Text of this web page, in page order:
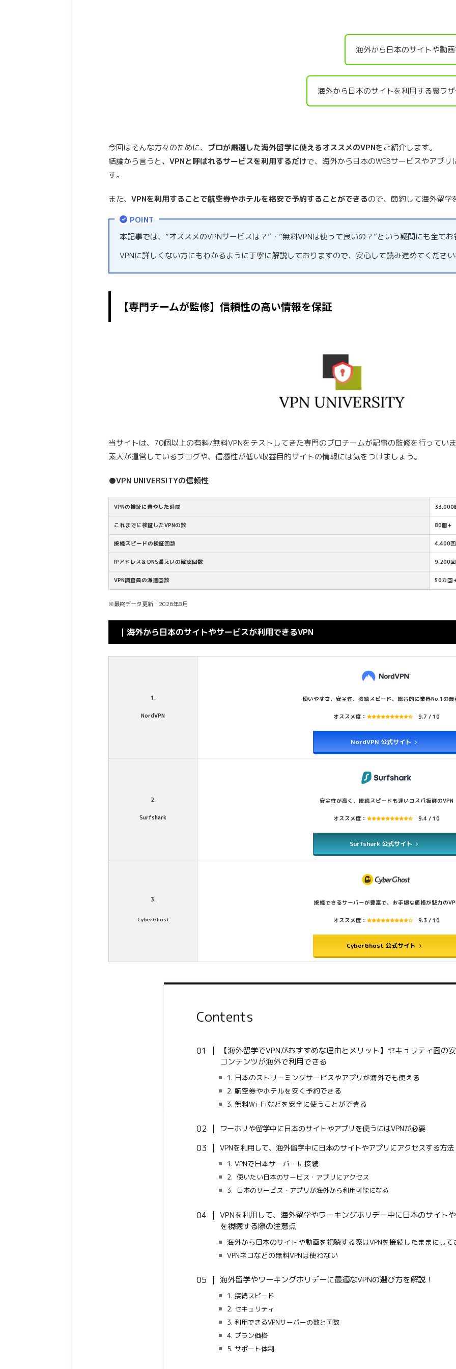
海外から日本のサイトや動画
海外から日本のサイトを利用する裏ワ
今回はそんな方々のために、 プロが厳選した海外留学に使えるオススメのVPNをご紹介します。
結論から言うと、VPNと呼ばれるサービスを利用するだけで、海外から日本のWEBサービスやアプ
す。
また、 VPNを利用することで航空券やホテルを格安で予約することができるので、節約して海外留学
POINT
本記事では、”オススメのVPNサービスは？”・”無料VPNは使って良いの？”という疑問にも全てお
VPNに詳しくない方にもわかるように丁寧に解説しておりますので、安心して読み進めてください
【専門チームが監修】信頼性の高い情報を保証
当サイトは、70個以上の有料/無料VPNをテストしてきた専門のプロチームが記事の監修を行っていま
素人が運営しているブログや、信憑性が低い収益目的サイトの情報には気をつけましょう。
●VPN UNIVERSITYの信頼性
VPNの検証に費やした時間 33,000
これまでに検証したVPNの数 80個+
接続スピードの検証回数 4,400
IPアドレス& DNS漏えいの確認回数 9,200
VPN調査員の派遣国数 50カ国
※最終データ更新：2026年8月
｜海外から日本のサイトやサービスが利用できるVPN
1.
NordVPN
使いやすさ、安全性、接続スピード、総合的に業界No.1の最
オススメ度： 9.7 / 10
NordVPN 公式サイト
2.
Surfshark
安全性が高く、接続スピードも速いコスパ抜群のVPN
オススメ度： 9.4 / 10
Surfshark 公式サイト
3.
CyberGhost
接続できるサーバーが豊富で、お手頃な価格が魅力の
オススメ度： 9.3 / 10
CyberGhost 公式サイト
Contents
【海外留学でVPNがおすすめな理由とメリット】セキュリティ面の
コンテンツが海外で利用できる
1. 日本のストリーミングサービスやアプリが海外でも使える
2. 航空券やホテルを安く予約できる
3. 無料Wi-Fiなどを安全に使うことができる
ワーホリや留学中に日本のサイトやアプリを使うにはVPNが必要
VPNを利用して、海外留学中に日本のサイトやアプリにアクセスする方法
1. VPNで日本サーバーに接続
2. 使いたい日本のサービス・アプリにアクセス
3.
日本のサービス・アプリが海外から利用可能になる
VPNを利用して、海外留学やワーキングホリデー中に日本のサイト
を視聴する際の注意点
海外から日本のサイトや動画を視聴する際はVPNを接続したままにして
VPNネコなどの無料VPNは使わない
海外留学やワーキングホリデーに最適なVPNの選び方を解説！
1. 接続スピード
2. セキュリティ
3. 利用できるVPNサーバーの数と国数
4. プラン価格
5. サポート体制